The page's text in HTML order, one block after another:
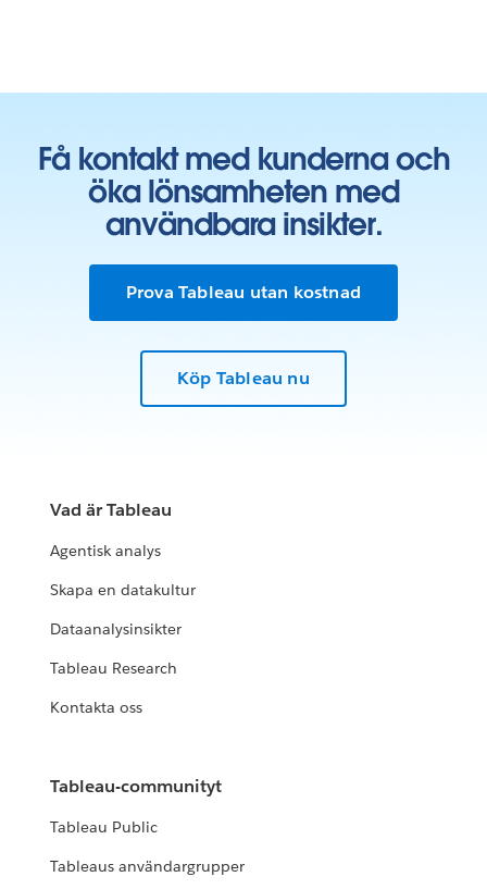
Få kontakt med kunderna och
öka lönsamheten med
användbara insikter.
Prova Tableau utan kostnad
Köp Tableau nu
Vad är Tableau
Agentisk analys
Skapa en datakultur
Dataanalysinsikter
Tableau Research
Kontakta oss
Tableau-communityt
Tableau Public
Tableaus användargrupper